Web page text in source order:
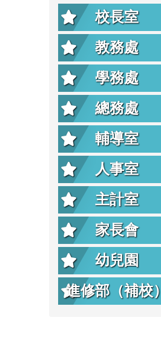
校長室
教務處
學務處
總務處
輔導室
人事室
主計室
家長會
幼兒園
進修部（補校）